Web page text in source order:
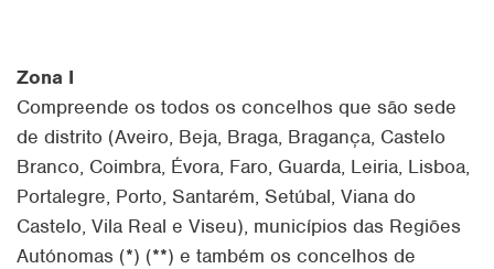
Zona I
Compreende os todos os concelhos que são sede
de distrito (Aveiro, Beja, Braga, Bragança, Castelo
Branco, Coimbra, Évora, Faro, Guarda, Leiria, Lisboa,
Portalegre, Porto, Santarém, Setúbal, Viana do
Castelo, Vila Real e Viseu), municípios das Regiões
Autónomas (*) (**) e também os concelhos de